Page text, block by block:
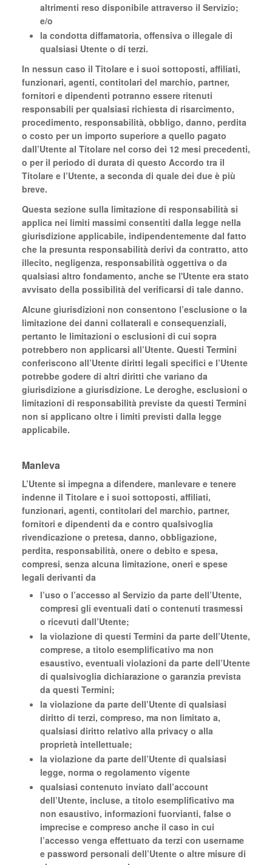
altrimenti reso disponibile attraverso il Servizio;
e/o
la condotta diffamatoria, offensiva o illegale di
qualsiasi Utente o di terzi.
In nessun caso il Titolare e i suoi sottoposti, affiliati,
funzionari, agenti, contitolari del marchio, partner,
fornitori e dipendenti potranno essere ritenuti
responsabili per qualsiasi richiesta di risarcimento,
procedimento, responsabilità, obbligo, danno, perdita
o costo per un importo superiore a quello pagato
dall’Utente al Titolare nel corso dei 12 mesi precedenti,
o per il periodo di durata di questo Accordo tra il
Titolare e l’Utente, a seconda di quale dei due è più
breve.
Questa sezione sulla limitazione di responsabilità si
applica nei limiti massimi consentiti dalla legge nella
giurisdizione applicabile, indipendentemente dal fatto
che la presunta responsabilità derivi da contratto, atto
illecito, negligenza, responsabilità oggettiva o da
qualsiasi altro fondamento, anche se l'Utente era stato
avvisato della possibilità del verificarsi di tale danno.
Alcune giurisdizioni non consentono l’esclusione o la
limitazione dei danni collaterali e consequenziali,
pertanto le limitazioni o esclusioni di cui sopra
potrebbero non applicarsi all’Utente. Questi Termini
conferiscono all’Utente diritti legali specifici e l’Utente
potrebbe godere di altri diritti che variano da
giurisdizione a giurisdizione. Le deroghe, esclusioni o
limitazioni di responsabilità previste da questi Termini
non si applicano oltre i limiti previsti dalla legge
applicabile.
Manleva
L’Utente si impegna a difendere, manlevare e tenere
indenne il Titolare e i suoi sottoposti, affiliati,
funzionari, agenti, contitolari del marchio, partner,
fornitori e dipendenti da e contro qualsivoglia
rivendicazione o pretesa, danno, obbligazione,
perdita, responsabilità, onere o debito e spesa,
compresi, senza alcuna limitazione, oneri e spese
legali derivanti da
l’uso o l’accesso al Servizio da parte dell’Utente,
compresi gli eventuali dati o contenuti trasmessi
o ricevuti dall’Utente;
la violazione di questi Termini da parte dell’Utente,
comprese, a titolo esemplificativo ma non
esaustivo, eventuali violazioni da parte dell’Utente
di qualsivoglia dichiarazione o garanzia prevista
da questi Termini;
la violazione da parte dell’Utente di qualsiasi
diritto di terzi, compreso, ma non limitato a,
qualsiasi diritto relativo alla privacy o alla
proprietà intellettuale;
la violazione da parte dell’Utente di qualsiasi
legge, norma o regolamento vigente
qualsiasi contenuto inviato dall’account
dell’Utente, incluse, a titolo esemplificativo ma
non esaustivo, informazioni fuorvianti, false o
imprecise e compreso anche il caso in cui
l’accesso venga effettuato da terzi con username
e password personali dell’Utente o altre misure di